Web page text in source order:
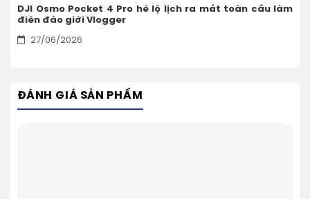
DJI Osmo Pocket 4 Pro hé lộ lịch ra mắt toàn cầu làm
điên đảo giới Vlogger
27/06/2026
ĐÁNH GIÁ SẢN PHẨM